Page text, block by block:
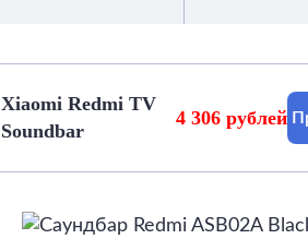
Xiaomi Redmi TV
Soundbar
4 306 рублей